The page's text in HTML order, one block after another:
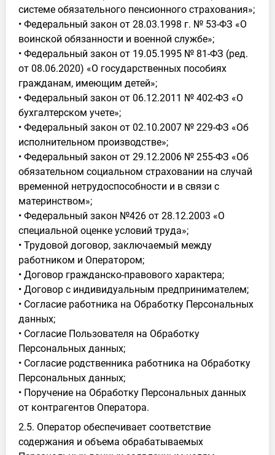
системе обязательного пенсионного страхования»;
• Федеральный закон от 28.03.1998 г. № 53-ФЗ «О
воинской обязанности и военной службе»;
• Федеральный закон от 19.05.1995 № 81-ФЗ (ред.
от 08.06.2020) «О государственных пособиях
гражданам, имеющим детей»;
• Федеральный закон от 06.12.2011 № 402-ФЗ «О
бухгалтерском учете»;
• Федеральный закон от 02.10.2007 № 229-ФЗ «Об
исполнительном производстве»;
• Федеральный закон от 29.12.2006 № 255-ФЗ «Об
обязательном социальном страховании на случай
временной нетрудоспособности и в связи с
материнством»;
• Федеральный закон №426 от 28.12.2003 «О
специальной оценке условий труда»;
• Трудовой договор, заключаемый между
работником и Оператором;
• Договор гражданско-правового характера;
• Договор с индивидуальным предпринимателем;
• Согласие работника на Обработку Персональных
данных;
• Согласие Пользователя на Обработку
Персональных данных;
• Согласие родственника работника на Обработку
Персональных данных;
• Поручение на Обработку Персональных данных
от контрагентов Оператора.
2.5. Оператор обеспечивает соответствие
содержания и объема обрабатываемых